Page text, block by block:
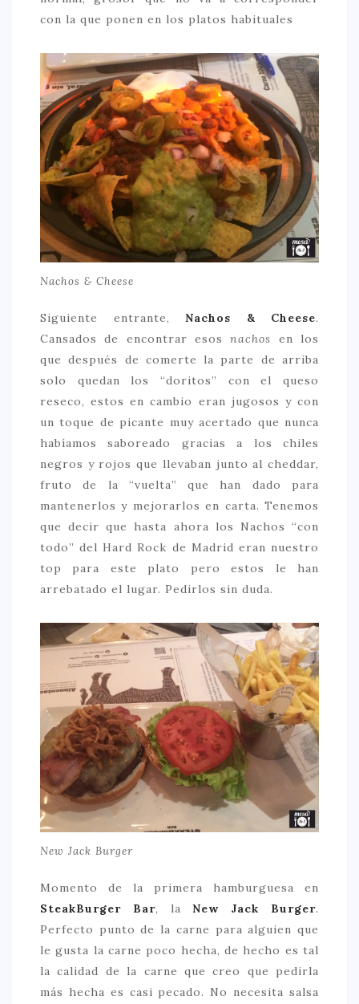
con la que ponen en los platos habituales
Nachos & Cheese
Siguiente entrante, Nachos & Cheese.
Cansados de encontrar esosnachos en los
que después de comerte la parte de arriba
solo quedan los “doritos” con el queso
reseco, estos en cambio eran jugosos y con
un toque de picante muy acertado que nunca
habíamos saboreado gracias a los chiles
negros y rojos que llevaban junto al cheddar,
fruto de la “vuelta” que han dado para
mantenerlos y mejorarlos en carta. Tenemos
que decir que hasta ahora los Nachos “con
todo” del Hard Rock de Madrid eran nuestro
top para este plato pero estos le han
arrebatado el lugar. Pedirlos sin duda.
New Jack Burger
Momento de la primera hamburguesa en
SteakBurger Bar, laNew Jack Burger.
Perfecto punto de la carne para alguien que
le gusta la carne poco hecha, de hecho es tal
la calidad de la carne que creo que pedirla
más hecha es casi pecado. No necesita salsa